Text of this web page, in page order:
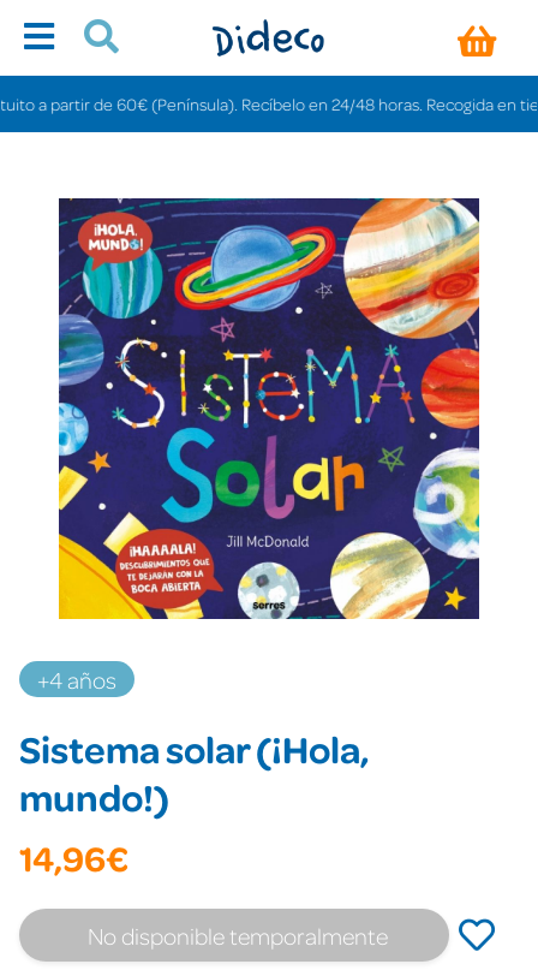
partir de 60€ (Península). Recíbelo en 24/48 horas. Recogida en tiendas
+4 años
Sistema solar (¡Hola,
mundo!)
14,96€
No disponible temporalmente